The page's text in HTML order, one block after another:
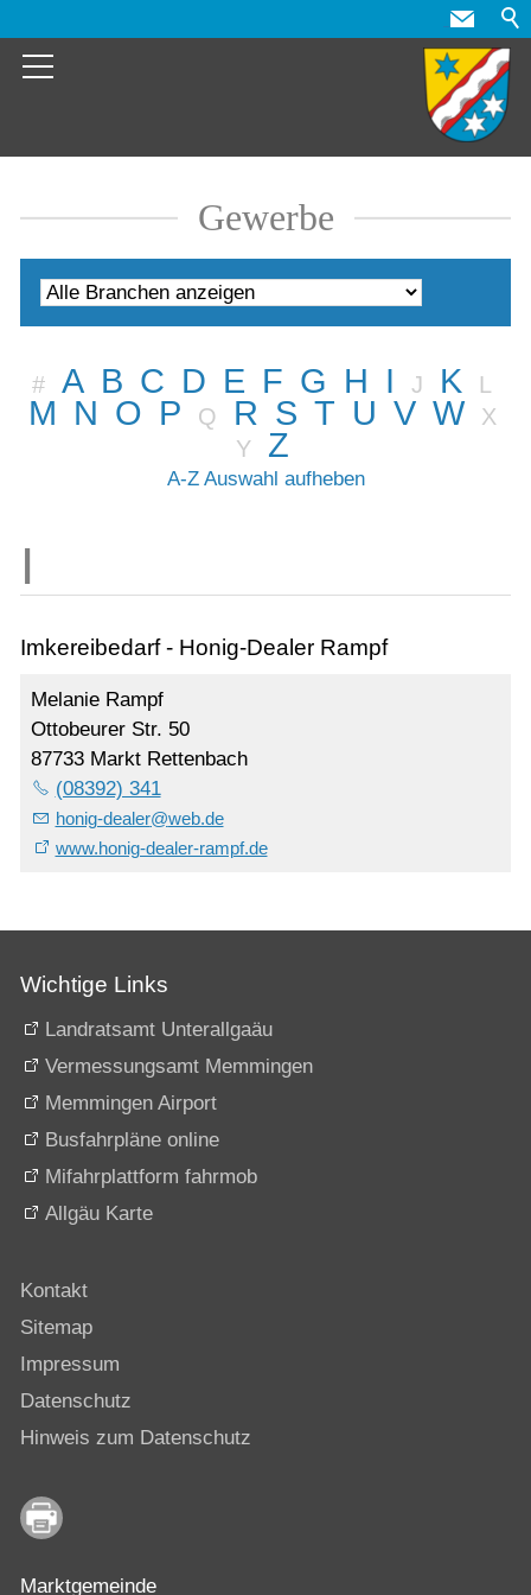
Gewerbe
# A B C D E F G H I J K L
M N O P Q R S T U V W
X
Y
Z
A-Z Auswahl aufheben
Imkereibedarf - Honig-Dealer Rampf
Melanie Rampf
Ottobeurer Str. 50
87733 Markt Rettenbach
(08392) 341
honig-dealer@web.de
www.honig-dealer-rampf.de
Wichtige Links
Landratsamt Unterallgaäu
Vermessungsamt Memmingen
Memmingen Airport
Busfahrpläne online
Mifahrplattform fahrmob
Allgäu Karte
Kontakt
Sitemap
Impressum
Datenschutz
Hinweis zum Datenschutz
Marktgemeinde